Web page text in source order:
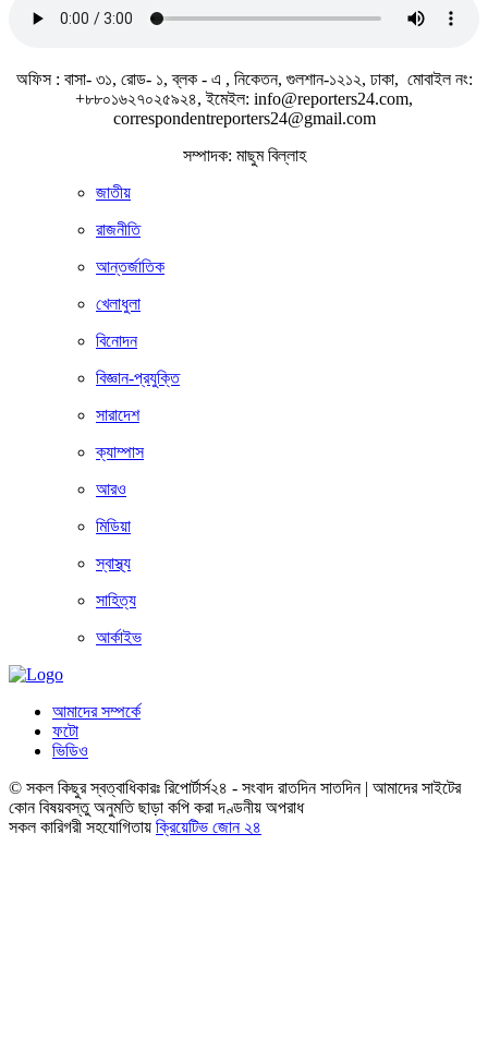
অফিস : বাসা- ৩১, রোড- ১, ব্লক - এ , নিকেতন, গুলশান-১২১২, ঢাকা, মোবাইল নং:
+৮৮০১৬২৭০২৫৯২৪, ইমেইল: info@reporters24.com,
correspondentreporters24@gmail.com
সম্পাদক: মাছুম বিল্লাহ
জাতীয়
রাজনীতি
আন্তর্জাতিক
খেলাধুলা
বিনোদন
বিজ্ঞান-প্রযুক্তি
সারাদেশ
ক্যাম্পাস
আরও
মিডিয়া
স্বাস্থ্য
সাহিত্য
আর্কাইভ
আমাদের সম্পর্কে
ফটো
ভিডিও
© সকল কিছুর স্বত্বাধিকারঃ রিপোর্টার্স২৪ - সংবাদ রাতদিন সাতদিন | আমাদের সাইটের
কোন বিষয়বস্তু অনুমতি ছাড়া কপি করা দণ্ডনীয় অপরাধ
সকল কারিগরী সহযোগিতায় ক্রিয়েটিভ জোন ২৪